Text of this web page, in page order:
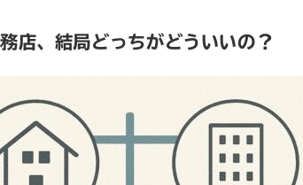
店、結局どっちがどういいの？